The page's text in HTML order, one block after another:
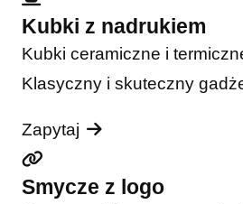
Kubki z nadrukiem
Kubki ceramiczne i
Klasyczny i skuteczny
Zapytaj
Smycze z logo